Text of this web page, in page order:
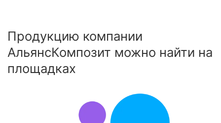
Продукцию компании
АльянсКомпозит можно найти на
площадках